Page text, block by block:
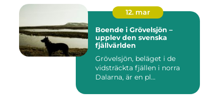
12. mar
Boende i Grövelsjön –
upplev den svenska
fjällvärlden
Grövelsjön, beläget i de
vidsträckta fjällen i norra
Dalarna, är en pl...